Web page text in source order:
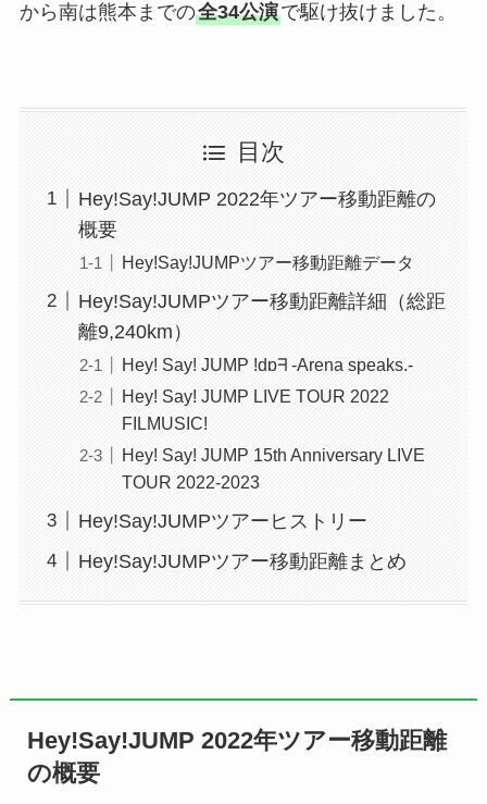
から南は熊本までの全34公演で駆け抜けました。
目次
Hey!Say!JUMP 2022年ツアー移動距離の
概要
Hey!Say!JUMPツアー移動距離データ
Hey!Say!JUMPツアー移動距離詳細（総距
離9,240km）
Hey! Say! JUMP !dɒᖷ -Arena speaks.-
Hey! Say! JUMP LIVE TOUR 2022
FILMUSIC!
Hey! Say! JUMP 15th Anniversary LIVE
TOUR 2022-2023
Hey!Say!JUMPツアーヒストリー
Hey!Say!JUMPツアー移動距離まとめ
Hey!Say!JUMP 2022年ツアー移動距離
の概要